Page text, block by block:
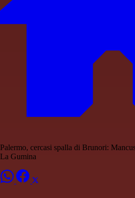
Palermo, cercasi spalla di Brunori:
La Gumina